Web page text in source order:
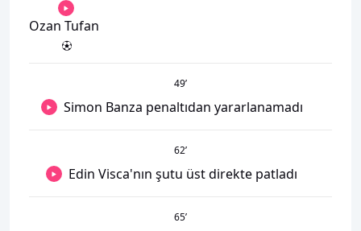
Ozan Tufan
49’
Simon Banza penaltıdan yararlanamadı
62’
Edin Visca'nın şutu üst direkte patladı
65’